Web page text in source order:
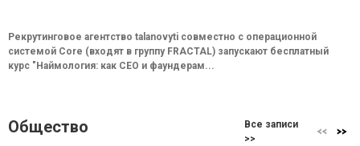
Рекрутинговое агентство talanovyti совместно с операционной
системой Core (входят в группу FRACTAL) запускают бесплатный
курс "Наймология: как СEO и фаундерам...
Общество
Все записи
>>